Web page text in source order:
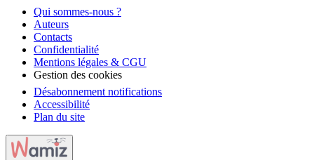
Qui sommes-nous ?
Auteurs
Contacts
Confidentialité
Mentions légales & CGU
Gestion des cookies
Désabonnement notifications
Accessibilité
Plan du site